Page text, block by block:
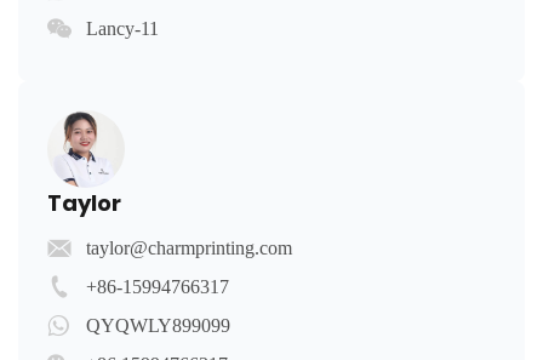
Lancy-11
Taylor
taylor@charmprinting.com
+86-15994766317
QYQWLY899099